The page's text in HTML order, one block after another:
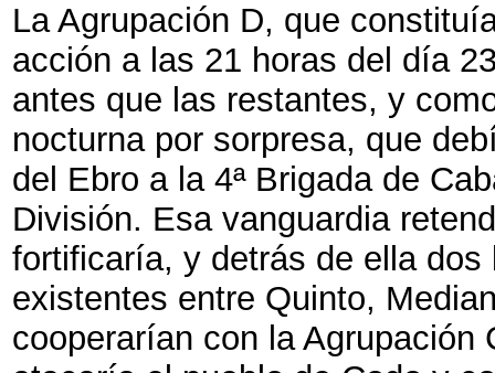
La Agrupación D, que
acción a las 21 horas del día
antes que las restantes, y
nocturna por sorpresa, que
del Ebro a la 4ª Brigada de
División. Esa vanguardia
fortificaría, y detrás de ella
existentes entre Quinto,
cooperarían con la